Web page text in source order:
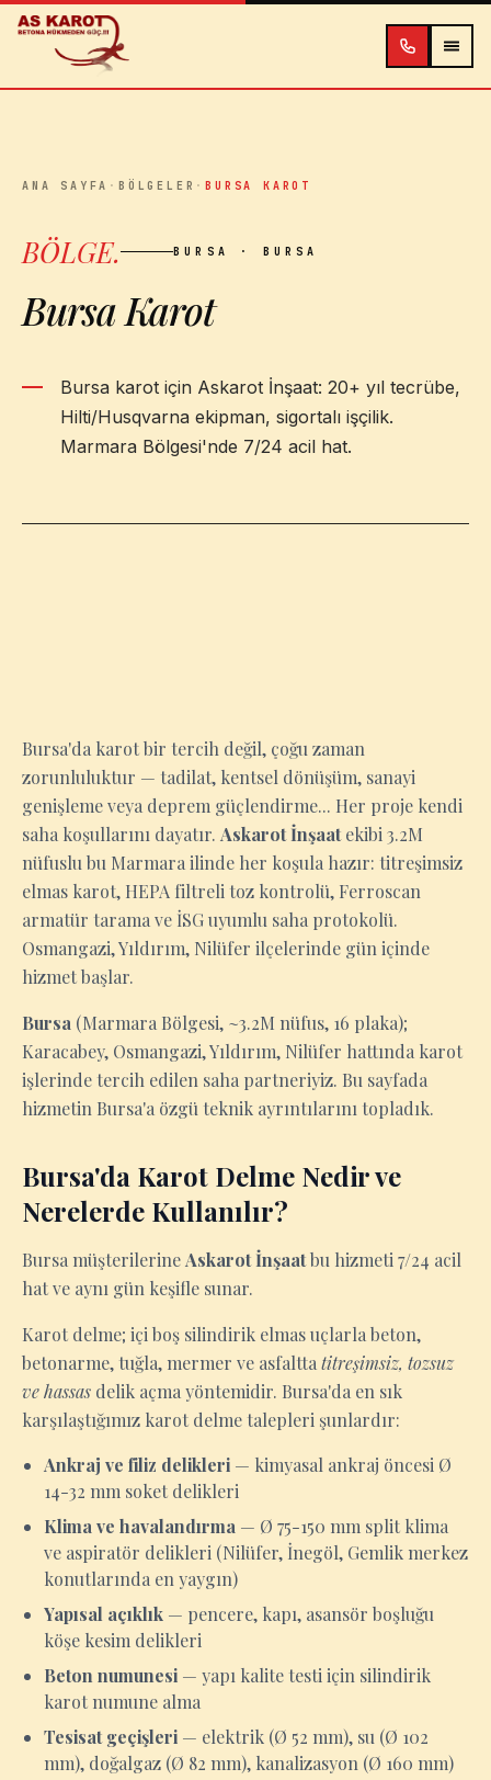
İçeriğe atla
ANA SAYFA ·BÖLGELER ·BURSA KAROT
BÖLGE. BURSA · BURSA
Bursa Karot
Bursa karot için Askarot İnşaat: 20+ yıl tecrübe,
Hilti/Husqvarna ekipman, sigortalı işçilik.
Marmara Bölgesi'nde 7/24 acil hat.
Bursa'da karot bir tercih değil, çoğu zaman
zorunluluktur — tadilat, kentsel dönüşüm, sanayi
genişleme veya deprem güçlendirme... Her proje kendi
saha koşullarını dayatır. Askarot İnşaatekibi 3.2M
nüfuslu bu Marmara ilinde her koşula hazır: titreşimsiz
elmas karot, HEPA filtreli toz kontrolü, Ferroscan
armatür tarama ve İSG uyumlu saha protokolü.
Osmangazi, Yıldırım, Nilüfer ilçelerinde gün içinde
hizmet başlar.
Bursa (Marmara Bölgesi, ~3.2M nüfus, 16 plaka);
Karacabey, Osmangazi, Yıldırım, Nilüfer hattında karot
işlerinde tercih edilen saha partneriyiz. Bu sayfada
hizmetin Bursa'a özgü teknik ayrıntılarını topladık.
Bursa'da Karot Delme Nedir ve
Nerelerde Kullanılır?
Bursa müşterilerineAskarot İnşaatbu hizmeti 7/24 acil
hat ve aynı gün keşifle sunar.
Karot delme; içi boş silindirik elmas uçlarla beton,
betonarme, tuğla, mermer ve asfaltta titreşimsiz, tozsuz
ve hassas delik açma yöntemidir. Bursa'da en sık
karşılaştığımız karot delme talepleri şunlardır:
Ankraj ve filiz delikleri — kimyasal ankraj öncesi Ø
14-32 mm soket delikleri
Klima ve havalandırma — Ø 75-150 mm split klima
ve aspiratör delikleri (Nilüfer, İnegöl, Gemlik merkez
konutlarında en yaygın)
Yapısal açıklık — pencere, kapı, asansör boşluğu
köşe kesim delikleri
Beton numunesi — yapı kalite testi için silindirik
karot numune alma
Tesisat geçişleri — elektrik (Ø 52 mm), su (Ø 102
mm), doğalgaz (Ø 82 mm), kanalizasyon (Ø 160 mm)